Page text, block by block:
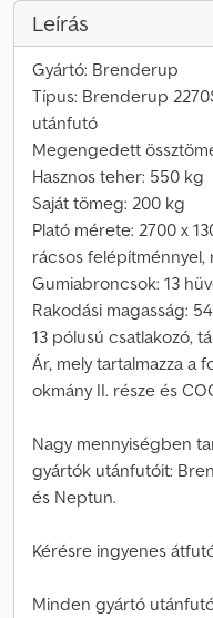
Leírás
Gyártó: Brenderup
Típus: Brenderup
utánfutó
Megengedett
Hasznos teher: 550 kg
Saját tömeg: 200 kg
Plató mérete: 2700 x
rácsos felépítménnyel,
Gumiabroncsok: 13
Rakodási magasság:
13 pólusú csatlakozó,
Ár, mely tartalmazza a
okmány II. része és
Nagy mennyiségben
gyártók utánfutóit:
és Neptun.
Kérésre ingyenes
Minden gyártó